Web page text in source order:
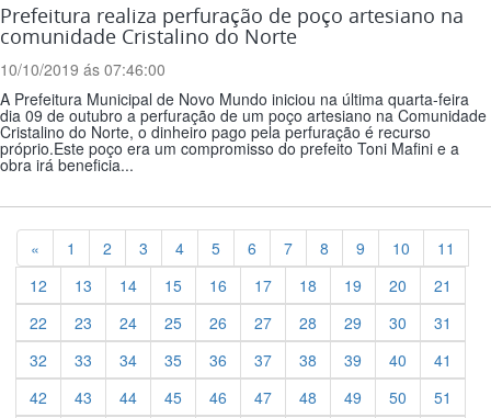
Prefeitura realiza perfuração de poço artesiano na
comunidade Cristalino do Norte
10/10/2019 ás 07:46:00
A Prefeitura Municipal de Novo Mundo iniciou na última quarta-feira
dia 09 de outubro a perfuração de um poço artesiano na Comunidade
Cristalino do Norte, o dinheiro pago pela perfuração é recurso
próprio.Este poço era um compromisso do prefeito Toni Mafini e a
obra irá beneficia...
« Previous
1 2 3 4 5 6 7 8 9 10
11
12
13 14 15 16 17 18 19 20
21
22
23 24 25 26 27 28 29 30
31
32
33 34 35 36 37 38 39 40
41
42
43 44 45 46 47 48 49 50 51